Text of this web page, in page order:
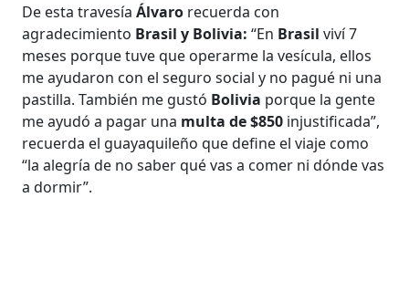
De esta travesía Álvaro recuerda con
agradecimiento Brasil y Bolivia: “En Brasil viví 7
meses porque tuve que operarme la vesícula, ellos
me ayudaron con el seguro social y no pagué ni una
pastilla. También me gustó Bolivia porque la gente
me ayudó a pagar una multa de $850 injustificada”,
recuerda el guayaquileño que define el viaje como
“la alegría de no saber qué vas a comer ni dónde vas
a dormir”.